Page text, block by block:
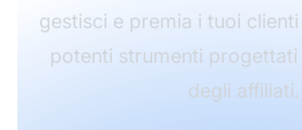
gestisci e premia i tuoi
potenti strumenti progettati
degli affiliati.